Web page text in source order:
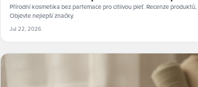
Přírodní kosmetika bez parfemace pro citlivou pleť. Recenze
Objevte nejlepší značky.
Jul 22, 2026